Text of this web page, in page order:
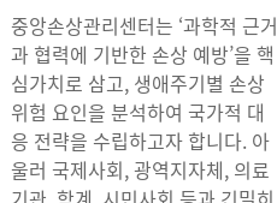
중앙손상관리센터는 ‘과학적 근거
과 협력에 기반한 손상 예방’을 핵
심가치로 삼고, 생애주기별 손상
위험 요인을 분석하여 국가적 대
응 전략을 수립하고자 합니다. 아
울러 국제사회, 광역지자체, 의료